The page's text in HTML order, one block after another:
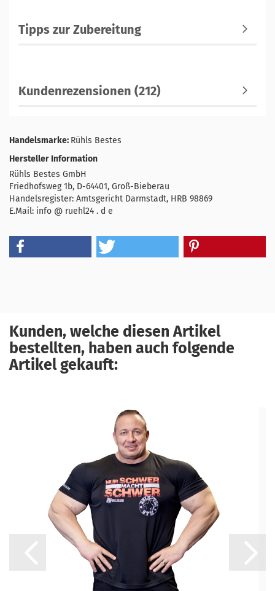
Tipps zur Zubereitung
Kundenrezensionen (212)
Handelsmarke: Rühls Bestes
Hersteller Information
Rühls Bestes GmbH
Friedhofsweg 1b, D-64401, Groß-Bieberau
Handelsregister: Amtsgericht Darmstadt, HRB 98869
E.Mail: info @ ruehl24 . d e
Kunden, welche diesen Artikel
bestellten, haben auch folgende
Artikel gekauft: